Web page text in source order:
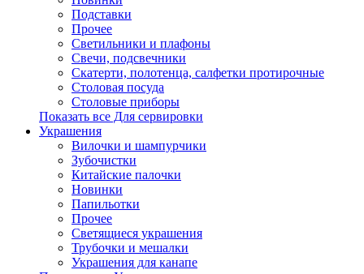
Подставки
Прочее
Светильники и плафоны
Свечи, подсвечники
Скатерти, полотенца, салфетки протирочные
Столовая посуда
Столовые приборы
Показать все Для сервировки
Украшения
Вилочки и шампурчики
Зубочистки
Китайские палочки
Новинки
Папильотки
Прочее
Светящиеся украшения
Трубочки и мешалки
Украшения для канапе